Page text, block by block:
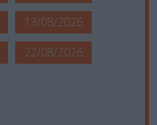
13/08/2026
22/08/2026